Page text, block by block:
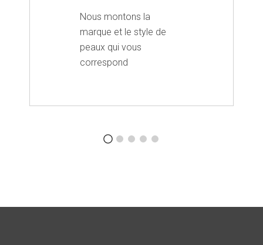
Nous montons la
marque et le style de
peaux qui vous
correspond